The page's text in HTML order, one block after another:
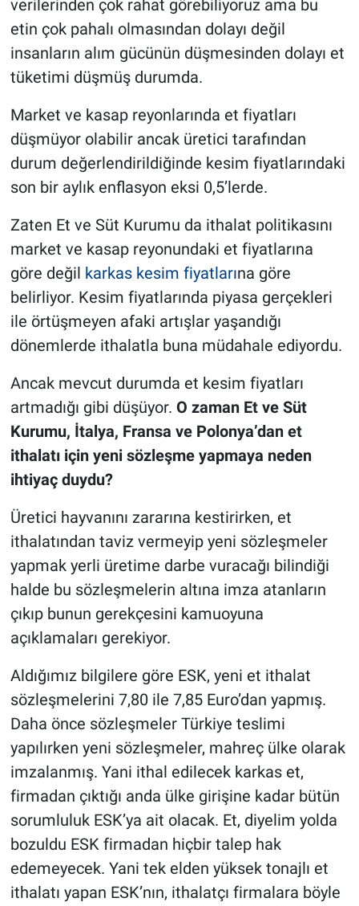
verilerinden çok rahat görebiliyoruz ama bu
etin çok pahalı olmasından dolayı değil
insanların alım gücünün düşmesinden dolayı et
tüketimi düşmüş durumda.
Market ve kasap reyonlarında et fiyatları
düşmüyor olabilir ancak üretici tarafından
durum değerlendirildiğinde kesim fiyatlarındaki
son bir aylık enflasyon eksi 0,5’lerde.
Zaten Et ve Süt Kurumu da ithalat politikasını
market ve kasap reyonundaki et fiyatlarına
göre değil karkas kesim fiyatlarına göre
belirliyor. Kesim fiyatlarında piyasa gerçekleri
ile örtüşmeyen afaki artışlar yaşandığı
dönemlerde ithalatla buna müdahale ediyordu.
Ancak mevcut durumda et kesim fiyatları
artmadığı gibi düşüyor. O zaman Et ve Süt
Kurumu, İtalya, Fransa ve Polonya’dan et
ithalatı için yeni sözleşme yapmaya neden
ihtiyaç duydu?
Üretici hayvanını zararına kestirirken, et
ithalatından taviz vermeyip yeni sözleşmeler
yapmak yerli üretime darbe vuracağı bilindiği
halde bu sözleşmelerin altına imza atanların
çıkıp bunun gerekçesini kamuoyuna
açıklamaları gerekiyor.
Aldığımız bilgilere göre ESK, yeni et ithalat
sözleşmelerini 7,80 ile 7,85 Euro’dan yapmış.
Daha önce sözleşmeler Türkiye teslimi
yapılırken yeni sözleşmeler, mahreç ülke olarak
imzalanmış. Yani ithal edilecek karkas et,
firmadan çıktığı anda ülke girişine kadar bütün
sorumluluk ESK’ya ait olacak. Et, diyelim yolda
bozuldu ESK firmadan hiçbir talep hak
edemeyecek. Yani tek elden yüksek tonajlı et
ithalatı yapan ESK’nın, ithalatçı firmalara böyle